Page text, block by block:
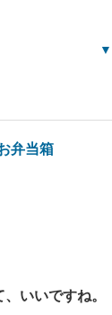
弁当箱
いいですね。